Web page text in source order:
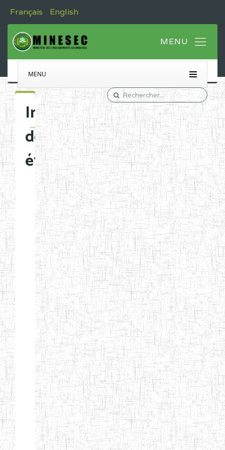
Français English
MENU
Immatriculation
des
établissements
Etablissements
d'enseignement
normal
ENI
Chercher:
Effacer les filtres
Denomination
Type